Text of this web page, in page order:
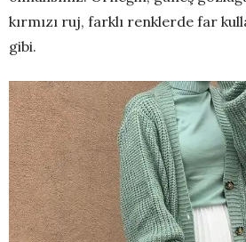
kırmızı ruj, farklı renklerde far
gibi.